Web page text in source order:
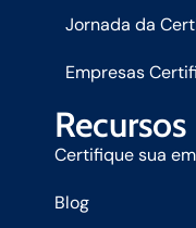
Jornada da
Empresas
Recursos
Certifique sua
Blog